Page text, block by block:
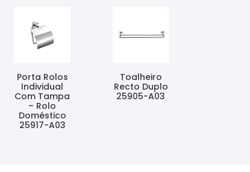
Porta Rolos
Individual
Com Tampa
– Rolo
Doméstico
25917-A03
Toalheiro
Recto Duplo
25905-A03